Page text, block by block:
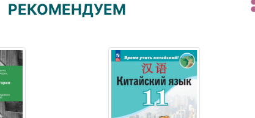
РЕКОМЕНДУЕМ